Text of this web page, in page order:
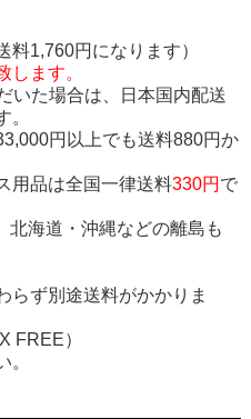
料1,760円になります）
します。
いた場合は、日本国内配送
。
円以上でも送料880円か
用品は全国一律送料330円 で
北海道・沖縄などの離島も
らず別途送料がかかりま
FREE）
。